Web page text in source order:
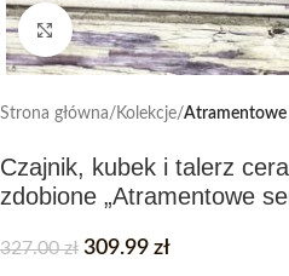
Click to enlarge
Strona główna Kolekcje Atramentowe
Czajnik, kubek i talerz
zdobione „Atramentowe
327.00zł 309.99 zł